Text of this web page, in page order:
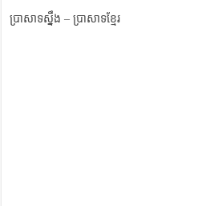
ប្រាសាទស្នឹង – ប្រាសាទខ្មែរ